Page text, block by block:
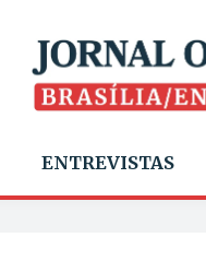
ENTREVISTAS